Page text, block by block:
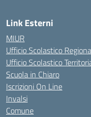
Link Esterni
MIUR
Ufficio Scolastico
Ufficio Scolastico
Scuola in Chiaro
Iscrizioni On Line
Invalsi
Comune